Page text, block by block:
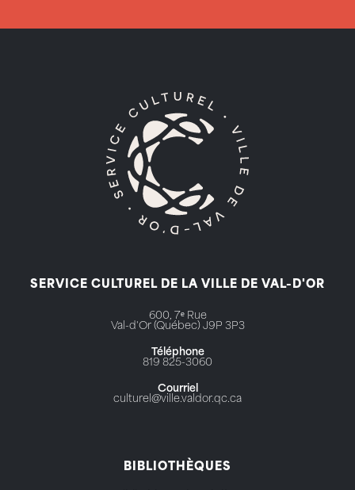
SERVICE CULTUREL DE LA VILLE DE VAL-D'OR
600, 7ᵉ Rue
Val-d'Or (Québec) J9P 3P3
Téléphone
819 825-3060
Courriel
culturel@ville.valdor.qc.ca
BIBLIOTHÈQUES